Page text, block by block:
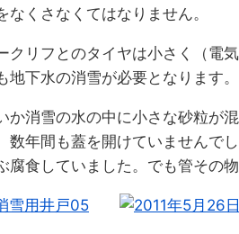
なくさなくてはなりません。
クリフとのタイヤは小さく（電
地下水の消雪が必要となります。
か消雪の水の中に小さな砂粒が
数年間も蓋を開けていませんで
腐食していました。でも管その